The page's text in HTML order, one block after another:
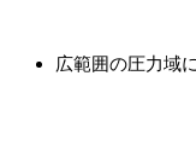
広範囲の圧力域